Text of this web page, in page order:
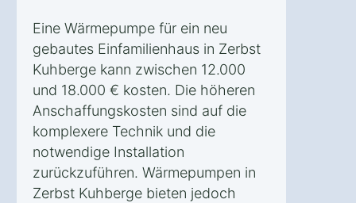
Eine Wärmepumpe für ein neu
gebautes Einfamilienhaus in Zerbst
Kuhberge kann zwischen 12.000
und 18.000 € kosten. Die höheren
Anschaffungskosten sind auf die
komplexere Technik und die
notwendige Installation
zurückzuführen. Wärmepumpen in
Zerbst Kuhberge bieten jedoch